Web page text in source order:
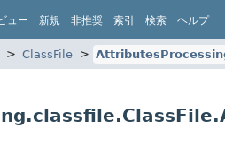
ュー 新規 非推奨 索引 検索 ヘルプ
ClassFile